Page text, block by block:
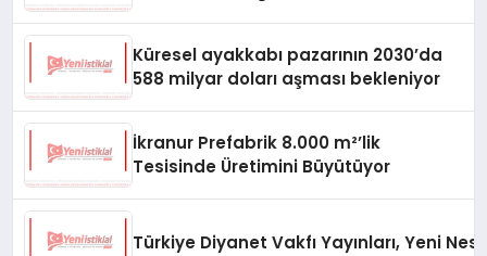
Küresel ayakkabı pazarının 2030’da
588 milyar doları aşması bekleniyor
İkranur Prefabrik 8.000 m²’lik
Tesisinde Üretimini Büyütüyor
Türkiye Diyanet Vakfı Yayınları, Yeni